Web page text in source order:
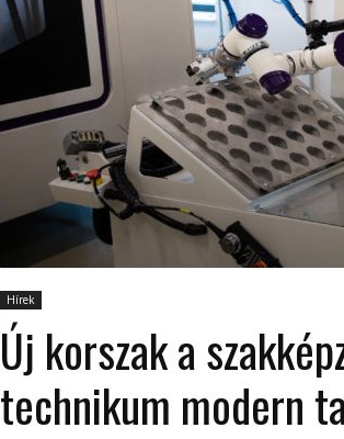
Hírek
Új korszak a
technikum modern